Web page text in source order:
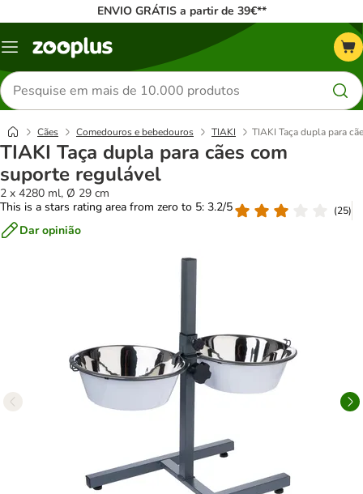
ENVIO GRÁTIS a partir de 39€**
Menu
Pesquisar
produtos
Cães Comedouros e bebedouros TIAKI TIAKI Taça dupla para
TIAKI Taça dupla para cães com
suporte regulável
2 x 4280 ml, Ø 29 cm
This is a stars rating area from zero to 5: 3.2/5
(25)
Dar opinião